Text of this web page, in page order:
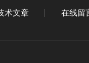
术文章 在线留